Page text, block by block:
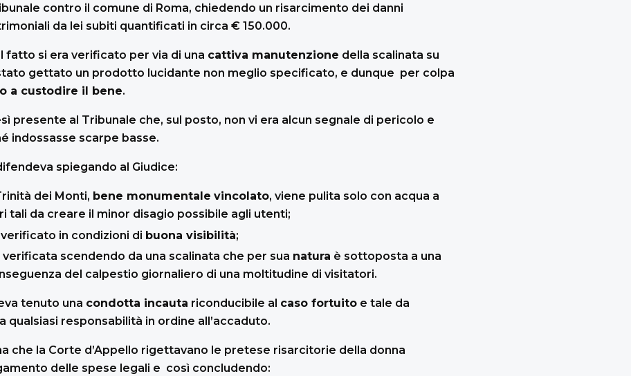
contro il comune di Roma, chiedendo un risarcimento dei danni
da lei subiti quantificati in circa € 150.000.
fatto si era verificato per via di una cattiva manutenzione della scalinata su
gettato un prodotto lucidante non meglio specificato, e dunque per colpa
a custodire il bene.
presente al Tribunale che, sul posto, non vi era alcun segnale di pericolo e
indossasse scarpe basse.
spiegando al Giudice:
dei Monti, bene monumentale vincolato, viene pulita solo con acqua a
tali da creare il minor disagio possibile agli utenti;
in condizioni di buona visibilità;
verificata scendendo da una scalinata che per sua natura è sottoposta a una
del calpestio giornaliero di una moltitudine di visitatori.
tenuto una condotta incauta riconducibile al caso fortuito e tale da
qualsiasi responsabilità in ordine all’accaduto.
che la Corte d’Appello rigettavano le pretese risarcitorie della donna
delle spese legali e così concludendo: